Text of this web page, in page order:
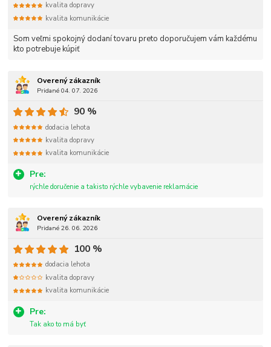
Som veľmi spokojný dodaní tovaru preto doporučujem vám každému
kto potrebuje kúpiť
kvalita dopravy
kvalita komunikácie
Overený zákazník
Pridané 04. 07. 2026
Pre:
rýchle doručenie a takisto rýchle vybavenie reklamácie
90 %
dodacia lehota
kvalita dopravy
kvalita komunikácie
Overený zákazník
Pridané 26. 06. 2026
Pre:
Tak ako to má byť
100 %
dodacia lehota
kvalita dopravy
kvalita komunikácie